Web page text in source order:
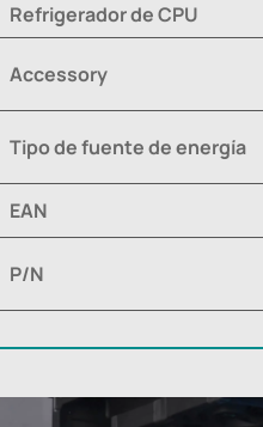
Refrigerador de CPU
Accessory
Tipo de fuente de energía
EAN
P/N